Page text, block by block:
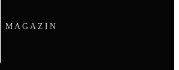
MAGAZIN